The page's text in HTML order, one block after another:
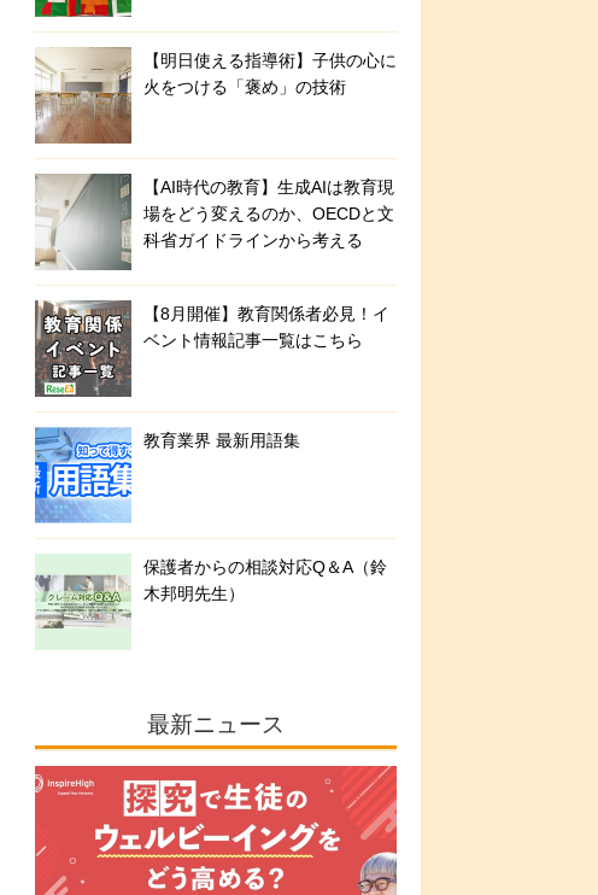
【明日使える指導術】子供の心に
火をつける「褒め」の技術
【AI時代の教育】生成AIは教育現
場をどう変えるのか、OECDと文
科省ガイドラインから考える
【8月開催】教育関係者必見！イ
ベント情報記事一覧はこちら
教育業界 最新用語集
保護者からの相談対応Q＆A（鈴
木邦明先生）
最新ニュース